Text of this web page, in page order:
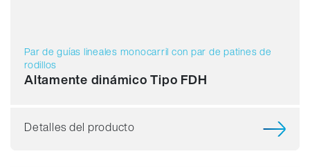
Par de guías lineales monocarril con par de patines de
rodillos
Altamente dinámico Tipo FDH
Detalles del producto